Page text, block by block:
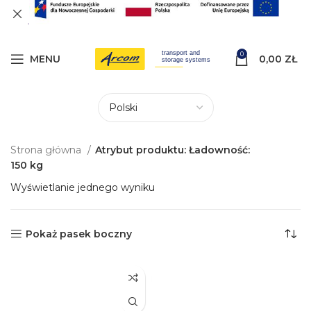
MENU 0 0,00 ZŁ
Strona główna
Atrybut produktu: Ładowność:
150 kg
Wyświetlanie jednego wyniku
Pokaż pasek boczny